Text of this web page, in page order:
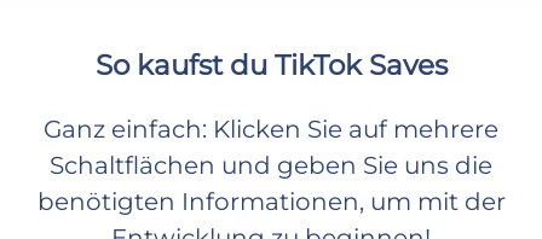
So kaufst du TikTok Saves
Ganz einfach: Klicken Sie auf mehrere
Schaltflächen und geben Sie uns die
benötigten Informationen, um mit der